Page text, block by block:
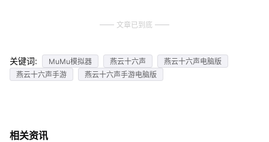
文章已到底
关键词: MuMu模拟器 燕云十六声
燕云十六声电脑版
燕云十六声手游
燕云十六声手游电脑版
相关资讯